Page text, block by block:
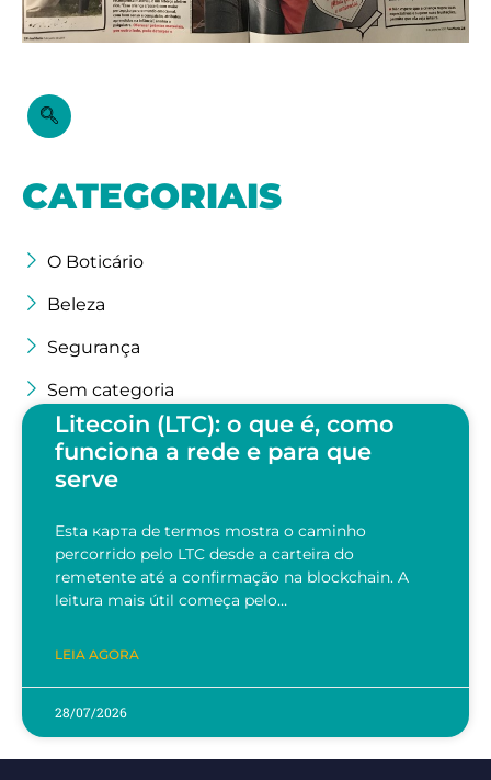
CATEGORIAIS
O Boticário
Beleza
Segurança
Sem categoria
Litecoin (LTC): o que é, como
funciona a rede e para que
serve
Esta карта de termos mostra o caminho
percorrido pelo LTC desde a carteira do
remetente até a confirmação na blockchain. A
leitura mais útil começa pelo…
LEIA AGORA
28/07/2026